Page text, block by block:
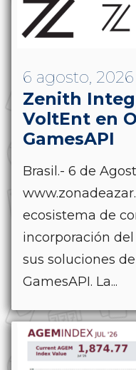
6 agosto, 2026
Zenith
VoltEnt en
GamesAPI
Brasil.- 6 de
ecosistema de
incorporación
sus soluciones
GamesAPI. La...